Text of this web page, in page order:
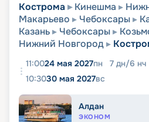
Кострома Кинешма
Макарьево
Чебоксары
Казань
Чебоксары
Нижний Новгород
11:0024 мая 2027пн 7 дн/6 нч
10:3030 мая 2027вс
Алдан
ЭКОНОМ